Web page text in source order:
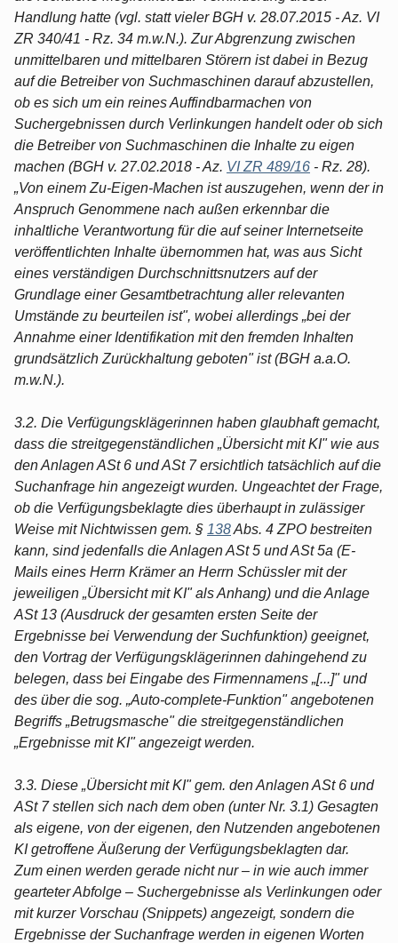
Handlung hatte (vgl. statt vieler BGH v. 28.07.2015 - Az. VI
ZR 340/41 - Rz. 34 m.w.N.). Zur Abgrenzung zwischen
unmittelbaren und mittelbaren Störern ist dabei in Bezug
auf die Betreiber von Suchmaschinen darauf abzustellen,
ob es sich um ein reines Auffindbarmachen von
Suchergebnissen durch Verlinkungen handelt oder ob sich
die Betreiber von Suchmaschinen die Inhalte zu eigen
machen (BGH v. 27.02.2018 - Az. VI ZR 489/16 - Rz. 28).
„Von einem Zu-Eigen-Machen ist auszugehen, wenn der in
Anspruch Genommene nach außen erkennbar die
inhaltliche Verantwortung für die auf seiner Internetseite
veröffentlichten Inhalte übernommen hat, was aus Sicht
eines verständigen Durchschnittsnutzers auf der
Grundlage einer Gesamtbetrachtung aller relevanten
Umstände zu beurteilen ist", wobei allerdings „bei der
Annahme einer Identifikation mit den fremden Inhalten
grundsätzlich Zurückhaltung geboten" ist (BGH a.a.O.
m.w.N.).
3.2. Die Verfügungsklägerinnen haben glaubhaft gemacht,
dass die streitgegenständlichen „Übersicht mit KI" wie aus
den Anlagen ASt 6 und ASt 7 ersichtlich tatsächlich auf die
Suchanfrage hin angezeigt wurden. Ungeachtet der Frage,
ob die Verfügungsbeklagte dies überhaupt in zulässiger
Weise mit Nichtwissen gem. § 138Abs. 4 ZPO bestreiten
kann, sind jedenfalls die Anlagen ASt 5 und ASt 5a (E-
Mails eines Herrn Krämer an Herrn Schüssler mit der
jeweiligen „Übersicht mit KI" als Anhang) und die Anlage
ASt 13 (Ausdruck der gesamten ersten Seite der
Ergebnisse bei Verwendung der Suchfunktion) geeignet,
den Vortrag der Verfügungsklägerinnen dahingehend zu
belegen, dass bei Eingabe des Firmennamens „[...]" und
des über die sog. „Auto-complete-Funktion" angebotenen
Begriffs „Betrugsmasche" die streitgegenständlichen
„Ergebnisse mit KI" angezeigt werden.
3.3. Diese „Übersicht mit KI" gem. den Anlagen ASt 6 und
ASt 7 stellen sich nach dem oben (unter Nr. 3.1) Gesagten
als eigene, von der eigenen, den Nutzenden angebotenen
KI getroffene Äußerung der Verfügungsbeklagten dar.
Zum einen werden gerade nicht nur – in wie auch immer
gearteter Abfolge – Suchergebnisse als Verlinkungen oder
mit kurzer Vorschau (Snippets) angezeigt, sondern die
Ergebnisse der Suchanfrage werden in eigenen Worten